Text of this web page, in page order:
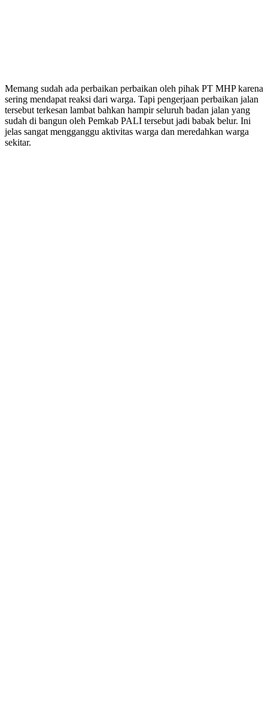
Memang sudah ada perbaikan perbaikan oleh pihak PT MHP karena
sering mendapat reaksi dari warga. Tapi pengerjaan perbaikan jalan
tersebut terkesan lambat bahkan hampir seluruh badan jalan yang
sudah di bangun oleh Pemkab PALI tersebut jadi babak belur. Ini
jelas sangat mengganggu aktivitas warga dan meredahkan warga
sekitar.